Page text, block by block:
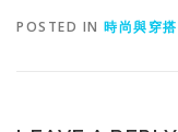
POSTED IN 時尚與穿搭